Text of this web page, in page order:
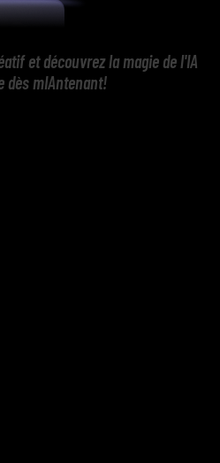
et découvrez la magie de l'IA
dès mIAntenant!